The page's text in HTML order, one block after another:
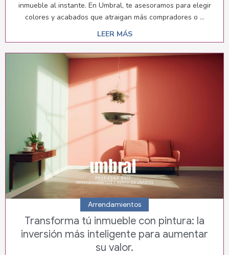
inmueble al instante. En Umbral, te asesoramos para elegir
colores y acabados que atraigan más compradores o ...
LEER MÁS
Arrendamientos
Transforma tú inmueble con pintura: la
inversión más inteligente para aumentar
su valor.